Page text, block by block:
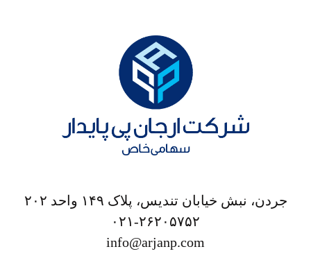
جردن، نبش خیابان تندیس، پلاک ۱۴۹ واحد ۲۰۲
۰۲۱-۲۶۲۰۵۷۵۲
info@arjanp.com